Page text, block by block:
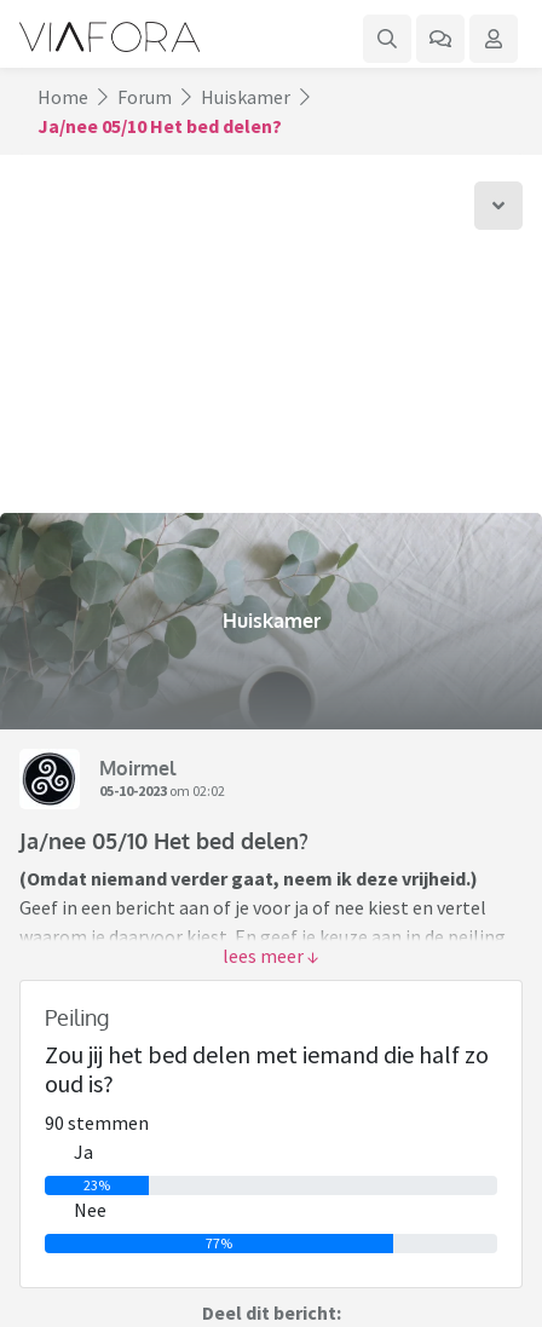
Home Forum
Huiskamer
Ja/nee 05/10 Het bed delen?
Huiskamer
Moirmel
05-10-2023 om 02:02
Ja/nee 05/10 Het bed delen?
(Omdat niemand verder gaat, neem ik deze vrijheid.)
Geef in een bericht aan of je voor ja of nee kiest en vertel
waarom je daarvoor kiest. En geef je keuze aan in de peiling.
Topic Opener, dan bedenk je een nieuwe stelling/woord,
bijvoorbeeld : Botox ja of nee?
Deze stelling plaats je de volgende dag, het liefst in de
ochtend, in een nieuw topic. Degene die daar weer als eerste
Enzovoort.
Je plaatst het topic in huiskamer. Je zet in de titel: Ja/nee
met de datum en de stelling/het woord. Vervolgens maak je
Peiling
Zou jij het bed delen met iemand die half zo
oud is?
90 stemmen
Ja
23%
Nee
77%
Deel dit bericht: